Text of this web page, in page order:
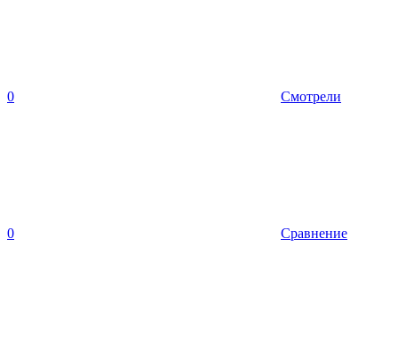
0 Смотрели
0 Сравнение